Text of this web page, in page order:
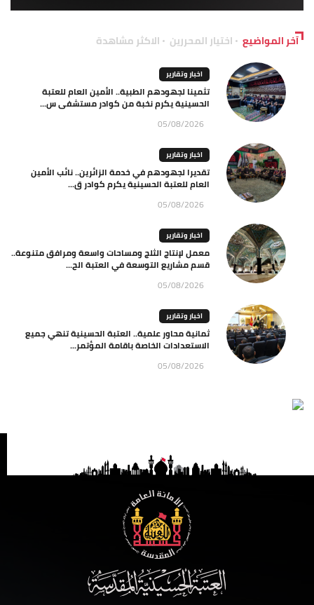
آخر المواضيع اختيار المحررين الاكثر مشاهدة
اخبار وتقارير
تثمينا لجهودهم الطبية.. الأمين العام للعتبة
الحسينية يكرم نخبة من كوادر مستشفى س...
05/08/2026
اخبار وتقارير
تقديرا لجهودهم في خدمة الزائرين.. نائب الأمين
العام للعتبة الحسينية يكرم كوادر ق...
05/08/2026
اخبار وتقارير
معمل لإنتاج الثلج ومساحات واسعة ومرافق متنوعة..
قسم مشاريع التوسعة في العتبة الح...
05/08/2026
اخبار وتقارير
ثمانية محاور علمية.. العتبة الحسينية تنهي جميع
الاستعدادات الخاصة باقامة المؤتمر...
05/08/2026